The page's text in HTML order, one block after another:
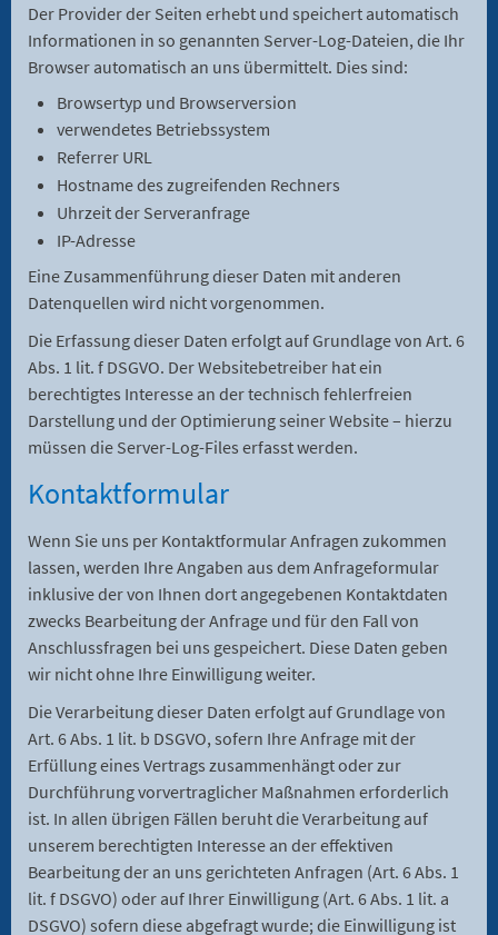
Der Provider der Seiten erhebt und speichert automatisch
Informationen in so genannten Server-Log-Dateien, die Ihr
Browser automatisch an uns übermittelt. Dies sind:
Browsertyp und Browserversion
verwendetes Betriebssystem
Referrer URL
Hostname des zugreifenden Rechners
Uhrzeit der Serveranfrage
IP-Adresse
Eine Zusammenführung dieser Daten mit anderen
Datenquellen wird nicht vorgenommen.
Die Erfassung dieser Daten erfolgt auf Grundlage von Art. 6
Abs. 1 lit. f DSGVO. Der Websitebetreiber hat ein
berechtigtes Interesse an der technisch fehlerfreien
Darstellung und der Optimierung seiner Website – hierzu
müssen die Server-Log-Files erfasst werden.
Kontaktformular
Wenn Sie uns per Kontaktformular Anfragen zukommen
lassen, werden Ihre Angaben aus dem Anfrageformular
inklusive der von Ihnen dort angegebenen Kontaktdaten
zwecks Bearbeitung der Anfrage und für den Fall von
Anschlussfragen bei uns gespeichert. Diese Daten geben
wir nicht ohne Ihre Einwilligung weiter.
Die Verarbeitung dieser Daten erfolgt auf Grundlage von
Art. 6 Abs. 1 lit. b DSGVO, sofern Ihre Anfrage mit der
Erfüllung eines Vertrags zusammenhängt oder zur
Durchführung vorvertraglicher Maßnahmen erforderlich
ist. In allen übrigen Fällen beruht die Verarbeitung auf
unserem berechtigten Interesse an der effektiven
Bearbeitung der an uns gerichteten Anfragen (Art. 6 Abs. 1
lit. f DSGVO) oder auf Ihrer Einwilligung (Art. 6 Abs. 1 lit. a
DSGVO) sofern diese abgefragt wurde; die Einwilligung ist